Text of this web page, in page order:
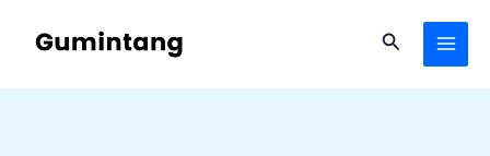
konten
Cari